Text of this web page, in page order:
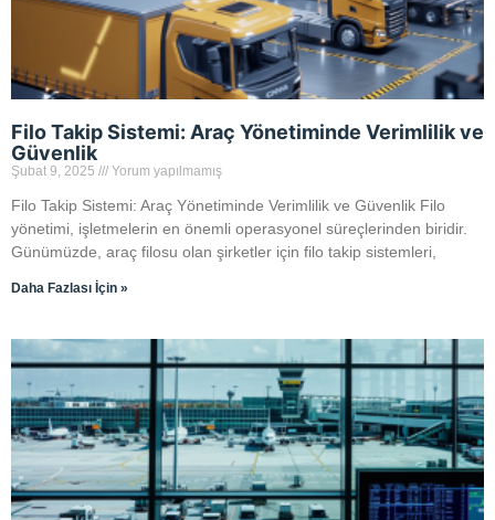
Filo Takip Sistemi: Araç Yönetiminde Verimlilik ve
Güvenlik
Şubat 9, 2025 Yorum yapılmamış
Filo Takip Sistemi: Araç Yönetiminde Verimlilik ve Güvenlik Filo
yönetimi, işletmelerin en önemli operasyonel süreçlerinden biridir.
Günümüzde, araç filosu olan şirketler için filo takip sistemleri,
Daha Fazlası İçin »